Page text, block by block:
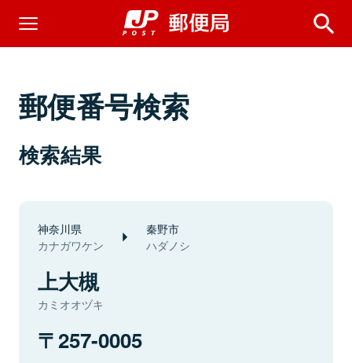
郵便番号検索
検索結果
神奈川県
カナガワケン
秦野市
ハダノシ
上大槻
カミオオヅキ
257-0005